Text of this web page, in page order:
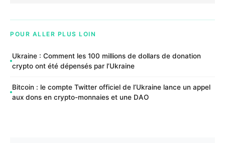
POUR ALLER PLUS LOIN
Ukraine : Comment les 100 millions de dollars de donation
crypto ont été dépensés par l’Ukraine
Bitcoin : le compte Twitter officiel de l’Ukraine lance un appel
aux dons en crypto-monnaies et une DAO